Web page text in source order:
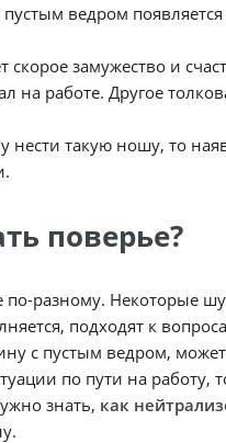
ведром
скорое замужество и
на работе. Другое
нести такую ношу, то
поверье?
разному. Некоторые
подходят к
с пустым ведром,
по пути на
знать, как